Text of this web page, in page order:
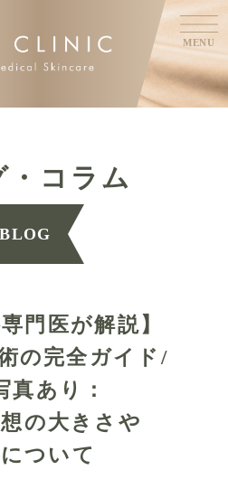
・コラム
BLOG
門医が解説】
の完全ガイド/
真あり：
の大きさや
ついて
MENU